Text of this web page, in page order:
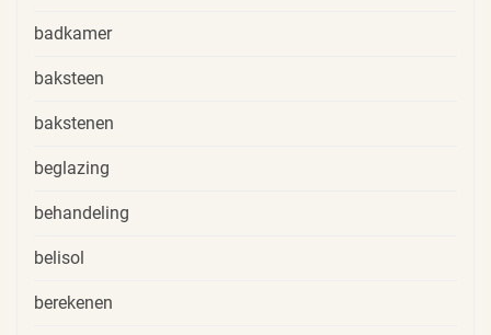
badkamer
baksteen
bakstenen
beglazing
behandeling
belisol
berekenen